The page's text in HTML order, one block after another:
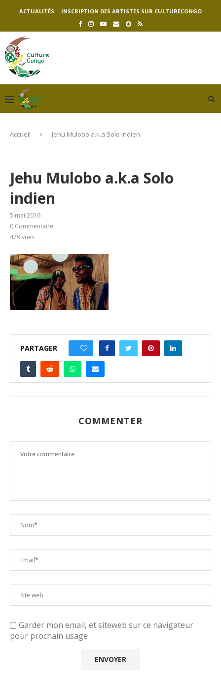
ACTUALITÉS INSCRIPTION DES ARTISTES SUR CULTURECONGO
Accueil Jehu Mulobo a.k.a Solo indien
Jehu Mulobo a.k.a Solo
indien
5 mai 2016
0 Commentaire
479vues
PARTAGER
COMMENTER
Garder mon email, et siteweb sur ce navigateur
pour prochain usage